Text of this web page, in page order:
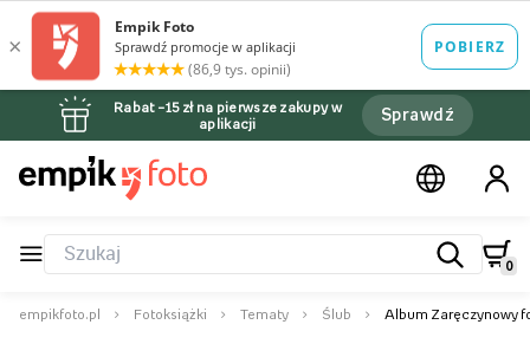
Rabat –15 zł na pierwsze zakupy w
aplikacji
Sprawdź
0
empikfoto.pl Fotoksiążki Tematy Ślub Album Zaręczynowy